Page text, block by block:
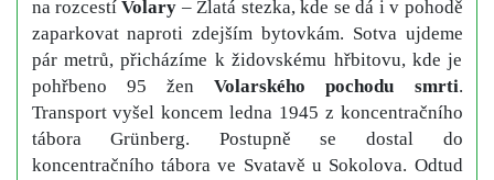
na rozcestíVolary – Zlatá stezka, kde se dá i v pohodě
zaparkovat naproti zdejším bytovkám. Sotva ujdeme
pár metrů, přicházíme k židovskému hřbitovu, kde je
pohřbeno 95 ženVolarského pochodu smrti.
Transport vyšel koncem ledna 1945 z koncentračního
tábora Grünberg. Postupně se dostal do
koncentračního tábora ve Svatavě u Sokolova. Odtud